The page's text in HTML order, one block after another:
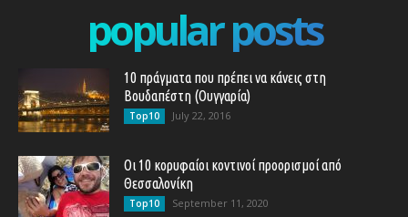
popular posts
10 πράγματα που πρέπει να κάνεις στη
Βουδαπέστη (Ουγγαρία)
Top10 July 22, 2016
Οι 10 κορυφαίοι κοντινοί προορισμοί από
Θεσσαλονίκη
Top10 September 11, 2020